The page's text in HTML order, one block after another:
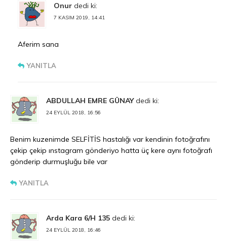
Onur dedi ki:
7 KASIM 2019, 14:41
Aferim sana
YANITLA
ABDULLAH EMRE GÜNAY dedi ki:
24 EYLÜL 2018, 16:56
Benim kuzenimde SELFİTİS hastalığı var kendinin fotoğrafını
çekip çekip ınstagram gönderiyo hatta üç kere aynı fotoğrafı
gönderip durmuşluğu bile var
YANITLA
Arda Kara 6/H 135 dedi ki:
24 EYLÜL 2018, 16:46